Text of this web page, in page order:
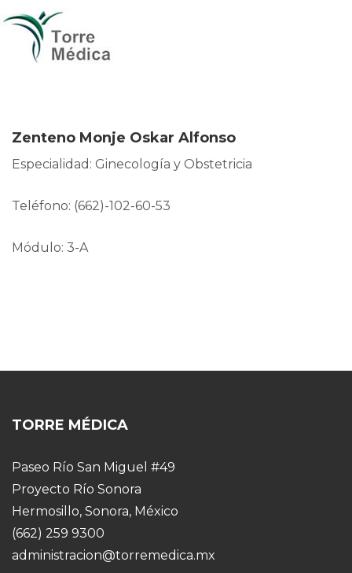
Zenteno Monje Oskar Alfonso
Especialidad: Ginecología y Obstetricia
Teléfono: (662)-102-60-53
Módulo: 3-A
TORRE MÉDICA
Paseo Río San Miguel #49
Proyecto Río Sonora
Hermosillo, Sonora, México
(662) 259 9300
administracion@torremedica.mx